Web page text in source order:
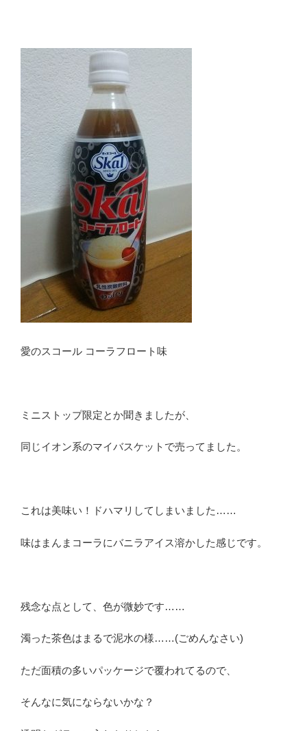
愛のスコール コーラフロート味
ミニストップ限定とか聞きましたが、
同じイオン系のマイバスケットで売ってました。
これは美味い！ドハマリしてしまいました……
味はまんまコーラにバニラアイス溶かした感じです。
残念な点として、色が微妙です……
濁った茶色はまるで泥水の様……(ごめんなさい)
ただ面積の多いパッケージで覆われてるので、
そんなに気にならないかな？